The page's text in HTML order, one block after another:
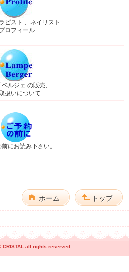
ピスト 、ネイリスト
ロフィール
ルジェ の販売、
扱いについて
にお読み下さい。
ホーム トップ
all rights reserved.